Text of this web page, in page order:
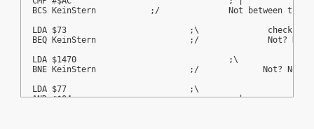
BCS KeinStern  		;/
LDA $73				;\
BEQ KeinStern 			;/
BNE KeinStern 			;/             Not?
LDA $77				;\